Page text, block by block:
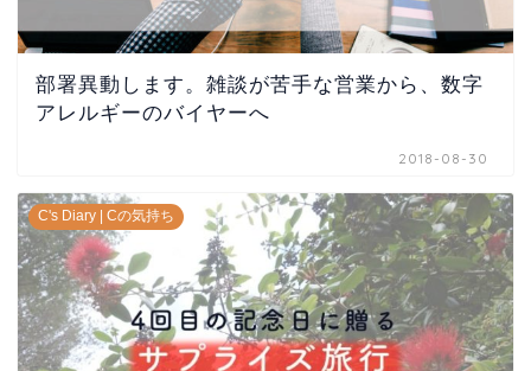
部署異動します。雑談が苦手な営業から、数字
アレルギーのバイヤーへ
2018-08-30
C's Diary | Cの気持ち